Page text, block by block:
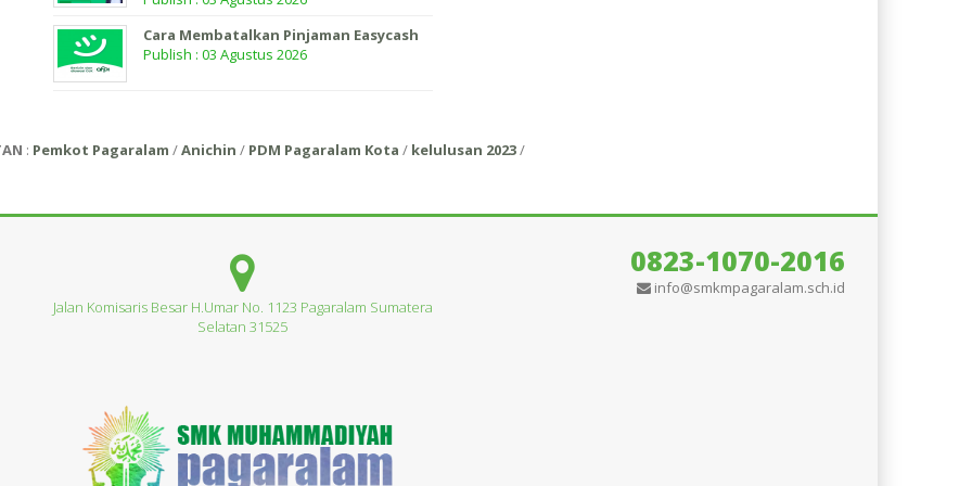
Cara Membatalkan Pinjaman Easycash
Publish : 03 Agustus 2026
: Pemkot Pagaralam /Anichin / PDM Pagaralam Kota / kelulusan 2023/
Jalan Komisaris Besar H.Umar No. 1123 Pagaralam Sumatera
Selatan 31525
0823-1070-2016
info@smkmpagaralam.sch.id